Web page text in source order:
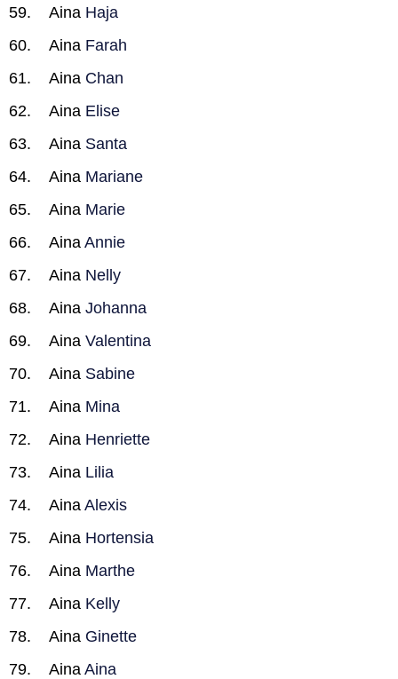
Aina Haja
Aina Farah
Aina Chan
Aina Elise
Aina Santa
Aina Mariane
Aina Marie
Aina Annie
Aina Nelly
Aina Johanna
Aina Valentina
Aina Sabine
Aina Mina
Aina Henriette
Aina Lilia
Aina Alexis
Aina Hortensia
Aina Marthe
Aina Kelly
Aina Ginette
Aina Aina